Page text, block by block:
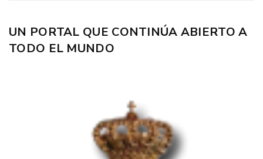
UN PORTAL QUE CONTINÚA ABIERTO A
TODO EL MUNDO